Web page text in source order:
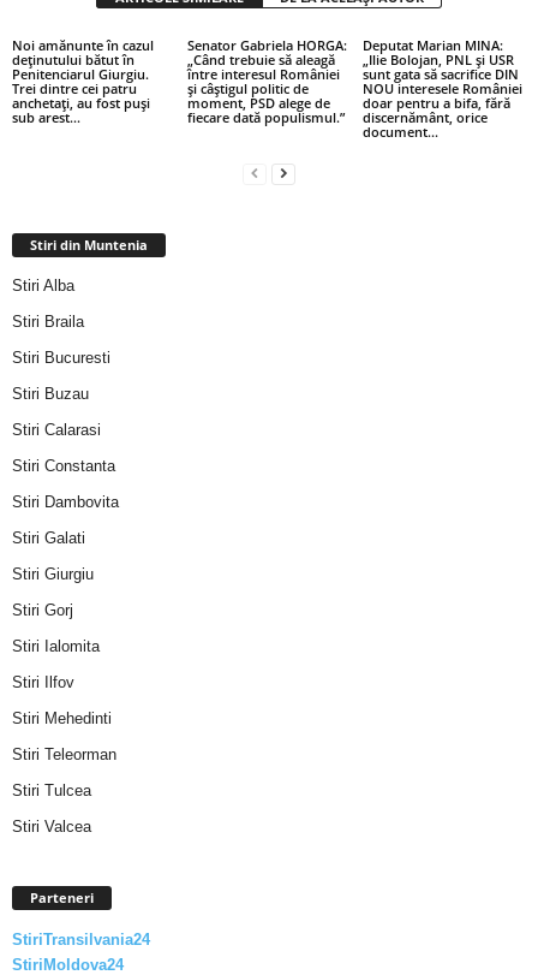
Noi amănunte în cazul
deținutului bătut în
Penitenciarul Giurgiu.
Trei dintre cei patru
anchetați, au fost puși
sub arest…
Senator Gabriela HORGA:
„Când trebuie să aleagă
între interesul României
și câștigul politic de
moment, PSD alege de
fiecare dată populismul.”
Deputat Marian MINA:
„Ilie Bolojan, PNL și USR
sunt gata să sacrifice DIN
NOU interesele României
doar pentru a bifa, fără
discernământ, orice
document...
Stiri din Muntenia
Stiri Alba
Stiri Braila
Stiri Bucuresti
Stiri Buzau
Stiri Calarasi
Stiri Constanta
Stiri Dambovita
Stiri Galati
Stiri Giurgiu
Stiri Gorj
Stiri Ialomita
Stiri Ilfov
Stiri Mehedinti
Stiri Teleorman
Stiri Tulcea
Stiri Valcea
Parteneri
StiriTransilvania24
StiriMoldova24